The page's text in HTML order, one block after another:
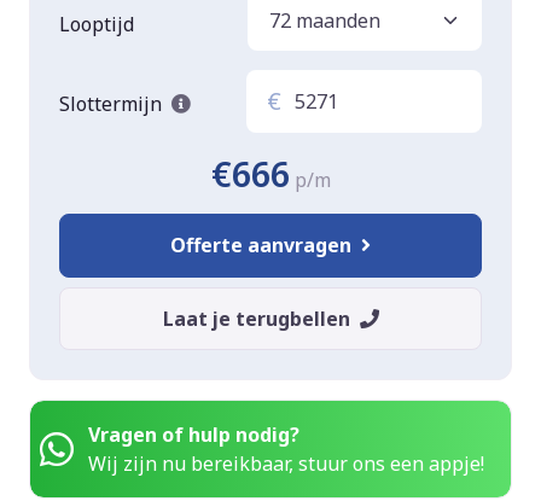
Looptijd
Slottermijn €
€666 p/m
Offerte aanvragen
Laat je terugbellen
Vragen of hulp nodig?
Wij zijn nu bereikbaar, stuur ons een appje!